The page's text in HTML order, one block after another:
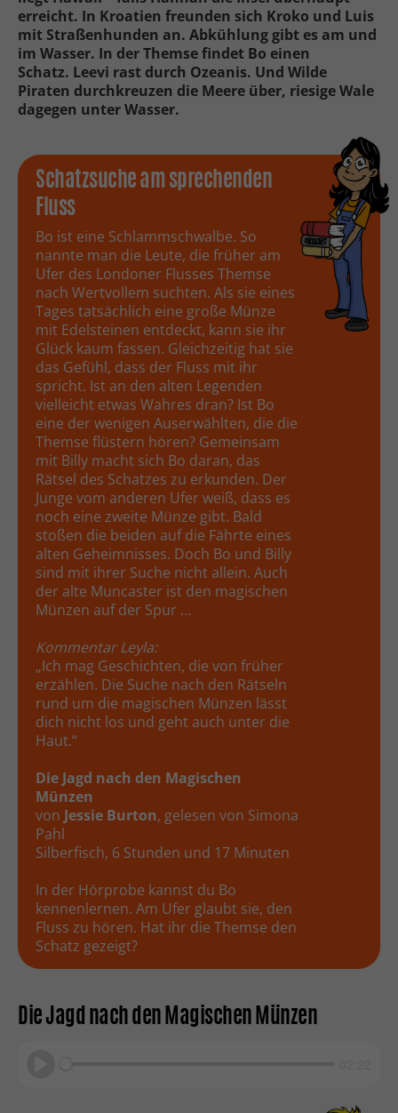
erreicht. In Kroatien freunden sich Kroko und Luis
mit Straßenhunden an. Abkühlung gibt es am und
im Wasser. In der Themse findet Bo einen
Schatz. Leevi rast durch Ozeanis. Und Wilde
Piraten durchkreuzen die Meere über, riesige Wale
dagegen unter Wasser.
Schatzsuche am sprechenden
Fluss
Bo ist eine Schlammschwalbe. So
nannte man die Leute, die früher am
Ufer des Londoner Flusses Themse
nach Wertvollem suchten. Als sie eines
Tages tatsächlich eine große Münze
mit Edelsteinen entdeckt, kann sie ihr
Glück kaum fassen. Gleichzeitig hat sie
das Gefühl, dass der Fluss mit ihr
spricht. Ist an den alten Legenden
vielleicht etwas Wahres dran? Ist Bo
eine der wenigen Auserwählten, die die
Themse flüstern hören? Gemeinsam
mit Billy macht sich Bo daran, das
Rätsel des Schatzes zu erkunden. Der
Junge vom anderen Ufer weiß, dass es
noch eine zweite Münze gibt. Bald
stoßen die beiden auf die Fährte eines
alten Geheimnisses. Doch Bo und Billy
sind mit ihrer Suche nicht allein. Auch
der alte Muncaster ist den magischen
Münzen auf der Spur …
Kommentar Leyla:
„Ich mag Geschichten, die von früher
erzählen. Die Suche nach den Rätseln
rund um die magischen Münzen lässt
dich nicht los und geht auch unter die
Haut.“
Die Jagd nach den Magischen
Münzen
von Jessie Burton, gelesen von Simona
Pahl
Silberfisch, 6 Stunden und 17 Minuten
In der Hörprobe kannst du Bo
kennenlernen. Am Ufer glaubt sie, den
Fluss zu hören. Hat ihr die Themse den
Schatz gezeigt?
Die Jagd nach den Magischen Münzen